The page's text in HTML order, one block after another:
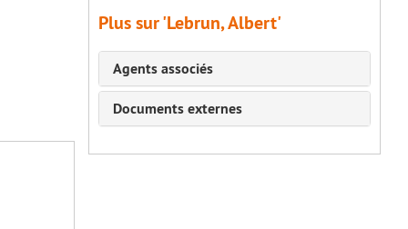
Plus sur 'Lebrun, Albert'
Agents associés
Documents externes